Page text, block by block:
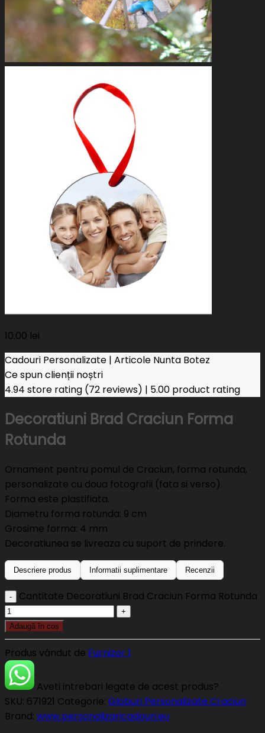
10.00 lei
Cadouri Personalizate | Articole Nunta Botez
Ce spun clienții noștri
4.94 store rating (72 reviews) | 5.00 product rating
Decoratiuni Brad Craciun Forma
Rotunda
Ornament pentru pomul de Craciun, forma rotunda,
personalizate cu doua fotografii (fata si verso).
Forma este plastifiata.
Diametru forma rotunda: 9 cm
Grosime forma: 4 mm
Decoratiunea se livreaza cu suport de prindere.
Descriere produs Informatii suplimentare Recenzii
Cantitate Decoratiuni Brad Craciun Forma Rotunda
Adaugă în coș
Produs vândut de Furnizor 1
Aveti intrebari legate de acest produs?
SKU: 671921 Categorie: Globuri Personalizate Craciun
Brand: www.personalizaricadouri.eu